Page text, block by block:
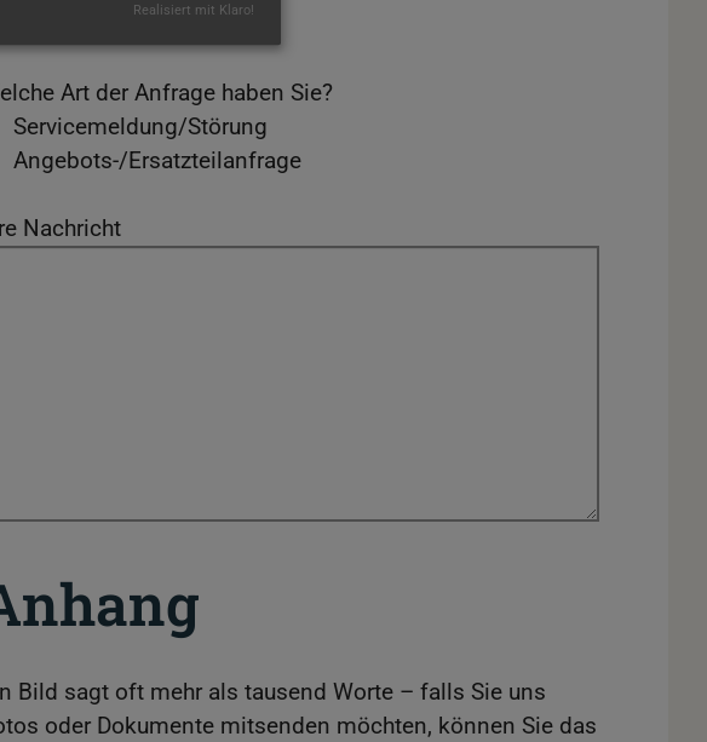
Art der Anfrage haben Sie?
Servicemeldung/Störung
Angebots-/Ersatzteilanfrage
Nachricht
Bild sagt oft mehr als tausend Worte – falls Sie uns
oder Dokumente mitsenden möchten, können Sie das
Realisiert mit Klaro!